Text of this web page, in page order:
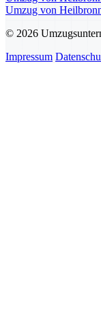
Umzug von
© 2026
Impressum